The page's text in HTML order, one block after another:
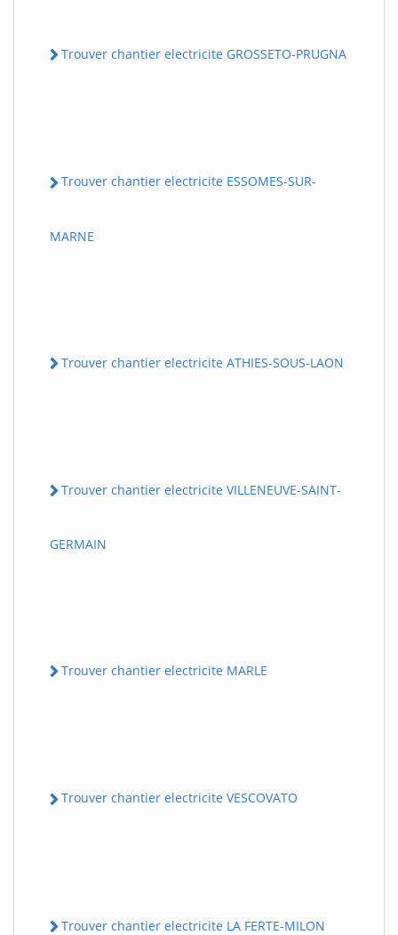
Trouver chantier electricite GROSSETO-PRUGNA
Trouver chantier electricite ESSOMES-SUR-
MARNE
Trouver chantier electricite ATHIES-SOUS-LAON
Trouver chantier electricite VILLENEUVE-SAINT-
GERMAIN
Trouver chantier electricite MARLE
Trouver chantier electricite VESCOVATO
Trouver chantier electricite LA FERTE-MILON